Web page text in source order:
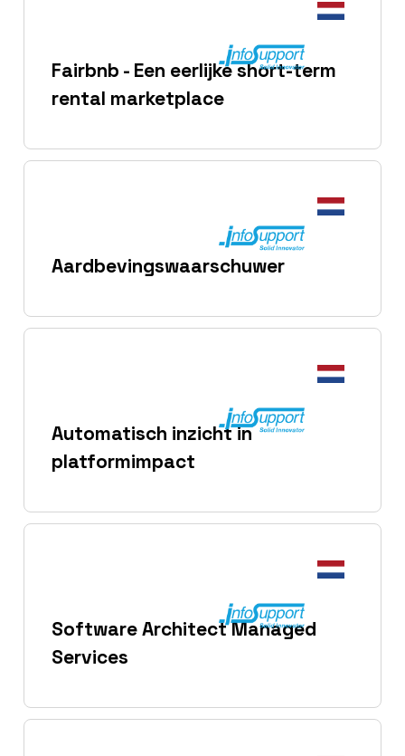
Fairbnb - Een eerlijke short-term
rental marketplace
Aardbevingswaarschuwer
Automatisch inzicht in
platformimpact
Software Architect Managed
Services